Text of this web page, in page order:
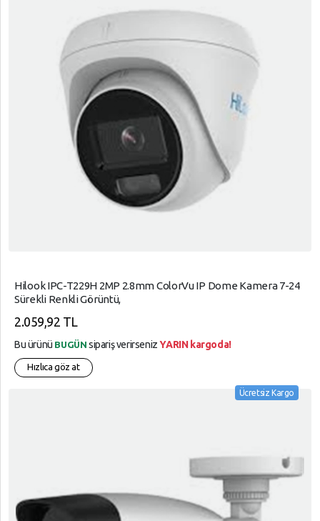
Hilook IPC-T229H 2MP 2.8mm ColorVu IP Dome Kamera 7-24
Sürekli Renkli Görüntü,
2.059,92 TL
Bu ürünü BUGÜN sipariş verirsenizYARIN kargoda!
Hızlıca göz at
Ücretsiz Kargo